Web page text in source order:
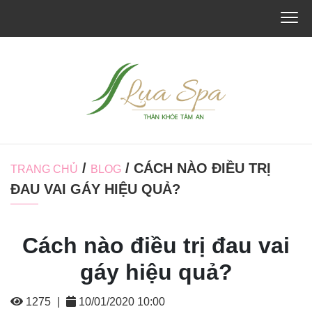
TRANG CHỦ / BLOG / CÁCH NÀO ĐIỀU TRỊ
ĐAU VAI GÁY HIỆU QUẢ?
Cách nào điều trị đau vai
gáy hiệu quả?
1275 10/01/2020 10:00